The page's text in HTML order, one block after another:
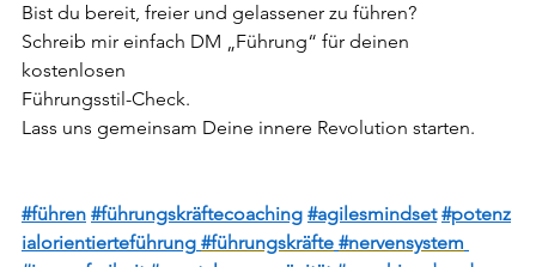
Bist du bereit, freier und gelassener zu führen?
Schreib mir einfach DM „Führung“ für deinen
kostenlosen
Führungsstil-Check.
Lass uns gemeinsam Deine innere Revolution starten.
#führen #führungskräftecoaching #agilesmindset #potenz
ialorientierteführung #führungskräfte #nervensystem